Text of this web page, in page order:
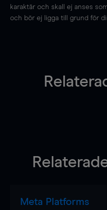
karaktär och skall ej anses
och bör ej ligga till grund för
Meta Platforms